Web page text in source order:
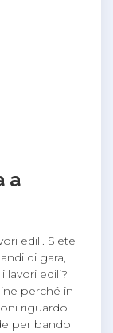
a
edili. Siete
di gara,
lavori edili?
perché in
riguardo
per bando